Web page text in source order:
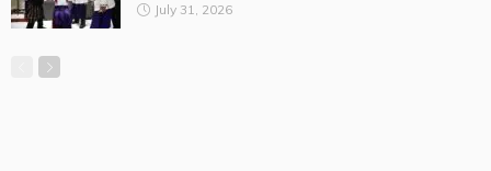
July 31, 2026